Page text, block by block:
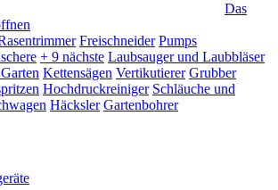
Das
Freischneider Pumps
+ 9 nächste Laubsauger und Laubbläser
Kettensägen Vertikutierer Grubber
Hochdruckreiniger Schläuche und
Häcksler Gartenbohrer